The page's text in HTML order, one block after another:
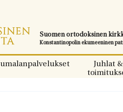
Suomen ortodoksinen
Konstantinopolin ekumeeninen
Juhlat &